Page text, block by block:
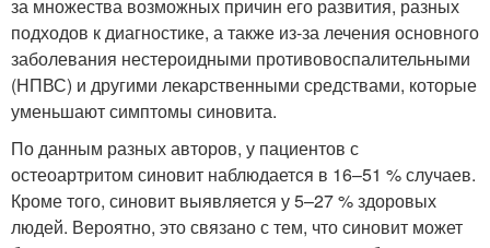
за множества возможных причин его развития, разных
подходов к диагностике, а также из-за лечения основного
заболевания нестероидными противовоспалительными
(НПВС) и другими лекарственными средствами, которые
уменьшают симптомы синовита.
По данным разных авторов, у пациентов с
остеоартритом синовит наблюдается в 16–51 % случаев.
Кроме того, синовит выявляется у 5–27 % здоровых
людей. Вероятно, это связано с тем, что синовит может